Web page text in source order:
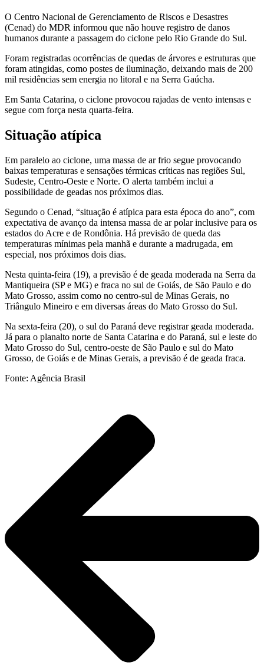
O Centro Nacional de Gerenciamento de Riscos e Desastres
(Cenad) do MDR informou que não houve registro de danos
humanos durante a passagem do ciclone pelo Rio Grande do Sul.
Foram registradas ocorrências de quedas de árvores e estruturas que
foram atingidas, como postes de iluminação, deixando mais de 200
mil residências sem energia no litoral e na Serra Gaúcha.
Em Santa Catarina, o ciclone provocou rajadas de vento intensas e
segue com força nesta quarta-feira.
Situação atípica
Em paralelo ao ciclone, uma massa de ar frio segue provocando
baixas temperaturas e sensações térmicas críticas nas regiões Sul,
Sudeste, Centro-Oeste e Norte. O alerta também inclui a
possibilidade de geadas nos próximos dias.
Segundo o Cenad, “situação é atípica para esta época do ano”, com
expectativa de avanço da intensa massa de ar polar inclusive para os
estados do Acre e de Rondônia. Há previsão de queda das
temperaturas mínimas pela manhã e durante a madrugada, em
especial, nos próximos dois dias.
Nesta quinta-feira (19), a previsão é de geada moderada na Serra da
Mantiqueira (SP e MG) e fraca no sul de Goiás, de São Paulo e do
Mato Grosso, assim como no centro-sul de Minas Gerais, no
Triângulo Mineiro e em diversas áreas do Mato Grosso do Sul.
Na sexta-feira (20), o sul do Paraná deve registrar geada moderada.
Já para o planalto norte de Santa Catarina e do Paraná, sul e leste do
Mato Grosso do Sul, centro-oeste de São Paulo e sul do Mato
Grosso, de Goiás e de Minas Gerais, a previsão é de geada fraca.
Fonte: Agência Brasil